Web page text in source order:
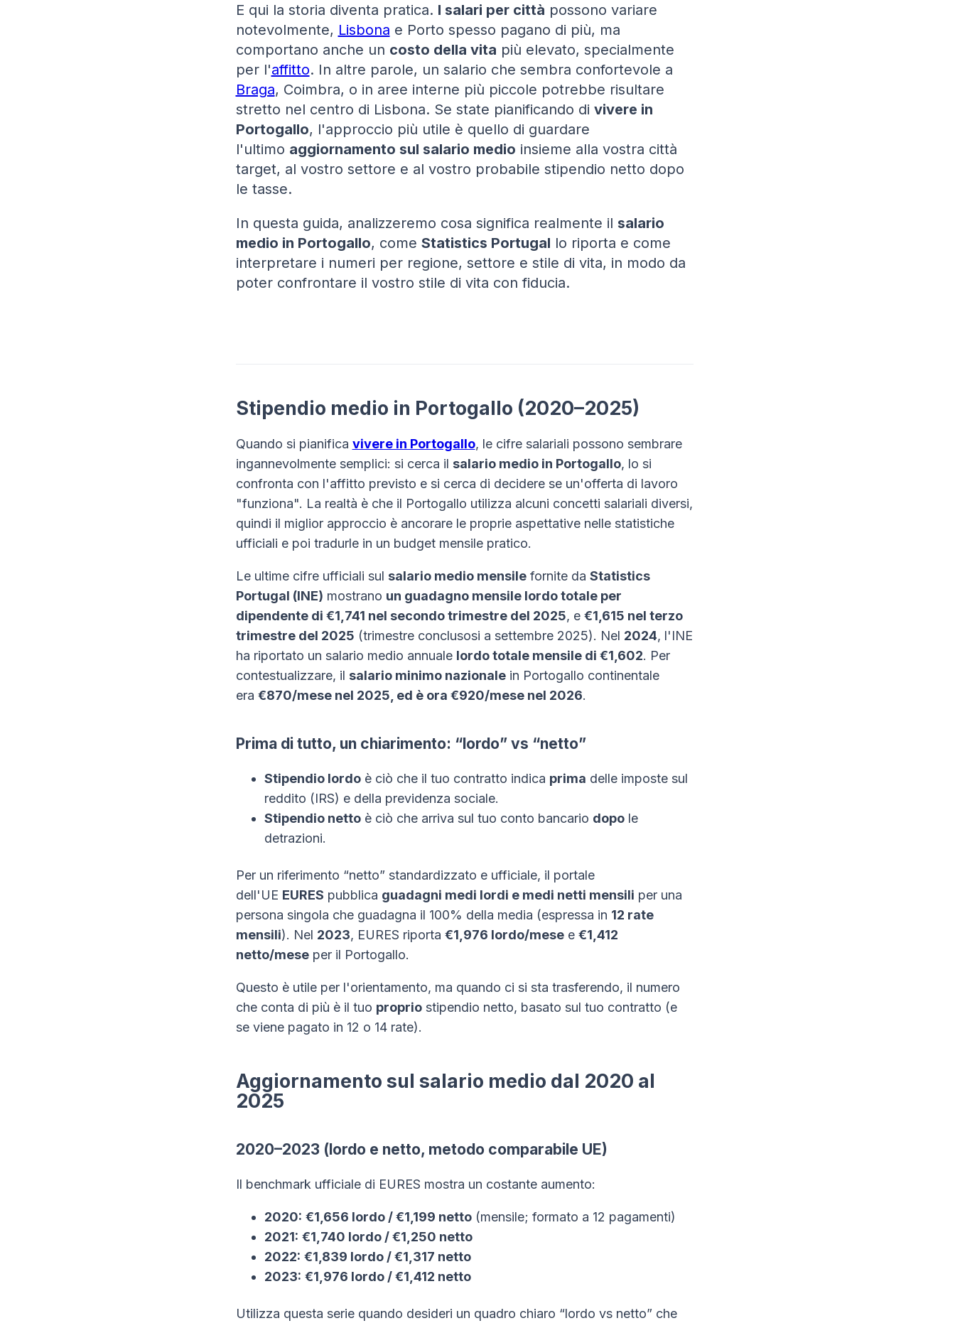
E qui la storia diventa pratica. I salari per città possono variare
notevolmente, Lisbona e Porto spesso pagano di più, ma
comportano anche un costo della vita più elevato, specialmente
per l'affitto. In altre parole, un salario che sembra confortevole a
Braga, Coimbra, o in aree interne più piccole potrebbe risultare
stretto nel centro di Lisbona. Se state pianificando di vivere in
Portogallo, l'approccio più utile è quello di guardare
l'ultimo aggiornamento sul salario medio insieme alla vostra città
target, al vostro settore e al vostro probabile stipendio netto dopo
le tasse.
In questa guida, analizzeremo cosa significa realmente il salario
medio in Portogallo, come Statistics Portugal lo riporta e come
interpretare i numeri per regione, settore e stile di vita, in modo da
poter confrontare il vostro stile di vita con fiducia.
Stipendio medio in Portogallo (2020–2025)
Quando si pianifica vivere in Portogallo, le cifre salariali possono sembrare
ingannevolmente semplici: si cerca il salario medio in Portogallo, lo si
confronta con l'affitto previsto e si cerca di decidere se un'offerta di lavoro
"funziona". La realtà è che il Portogallo utilizza alcuni concetti salariali diversi,
quindi il miglior approccio è ancorare le proprie aspettative nelle statistiche
ufficiali e poi tradurle in un budget mensile pratico.
Le ultime cifre ufficiali sul salario medio mensilefornite da Statistics
Portugal (INE) mostrano un guadagno mensile lordo totale per
dipendente di €1,741 nel secondo trimestre del 2025, e €1,615 nel terzo
trimestre del 2025 (trimestre conclusosi a settembre 2025). Nel 2024, l'INE
ha riportato un salario medio annuale lordo totale mensile di €1,602. Per
contestualizzare, il salario minimo nazionalein Portogallo continentale
era €870/mese nel 2025, ed è ora €920/mese nel 2026.
Prima di tutto, un chiarimento: “lordo” vs “netto”
Stipendio lordoè ciò che il tuo contratto indica prima delle imposte sul
reddito (IRS) e della previdenza sociale.
Stipendio nettoè ciò che arriva sul tuo conto bancario dopole
detrazioni.
Per un riferimento “netto” standardizzato e ufficiale, il portale
dell'UE EURES pubblica guadagni medi lordi e medi netti mensili per una
persona singola che guadagna il 100% della media (espressa in 12 rate
mensili). Nel 2023, EURES riporta €1,976 lordo/mesee €1,412
netto/meseper il Portogallo.
Questo è utile per l'orientamento, ma quando ci si sta trasferendo, il numero
che conta di più è il tuo propriostipendio netto, basato sul tuo contratto (e
se viene pagato in 12 o 14 rate).
Aggiornamento sul salario medio dal 2020 al
2025
2020–2023 (lordo e netto, metodo comparabile UE)
Il benchmark ufficiale di EURES mostra un costante aumento:
2020: €1,656 lordo / €1,199 netto(mensile; formato a 12 pagamenti)
2021: €1,740 lordo / €1,250 netto
2022: €1,839 lordo / €1,317 netto
2023: €1,976 lordo / €1,412 netto
Utilizza questa serie quando desideri un quadro chiaro “lordo vs netto” che